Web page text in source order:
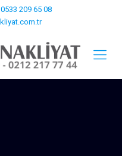
0533 209 65 08